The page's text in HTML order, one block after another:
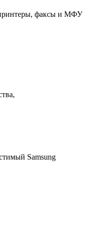
факсы и МФУ
Samsung